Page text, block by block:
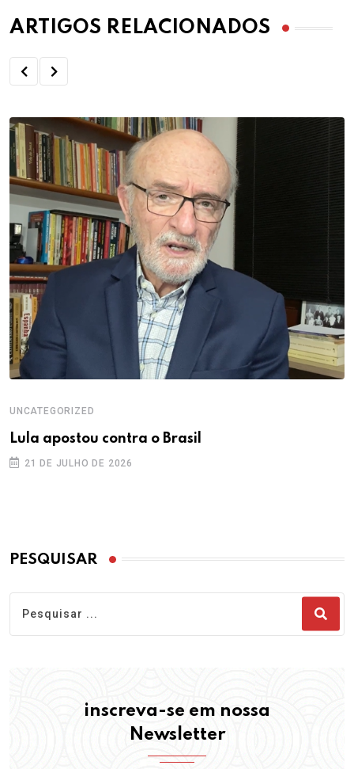
ARTIGOS RELACIONADOS
UNCATEGORIZED
Lula apostou contra o Brasil
21 DE JULHO DE 2026
PESQUISAR
inscreva-se em nossa
Newsletter